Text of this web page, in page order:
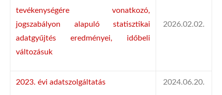
tevékenységére vonatkozó,
jogszabályon alapuló statisztikai
adatgyűjtés eredményei, időbeli
változásuk
2026.02.02.
2023. évi adatszolgáltatás 2024.06.20.